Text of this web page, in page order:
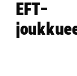
EFT-